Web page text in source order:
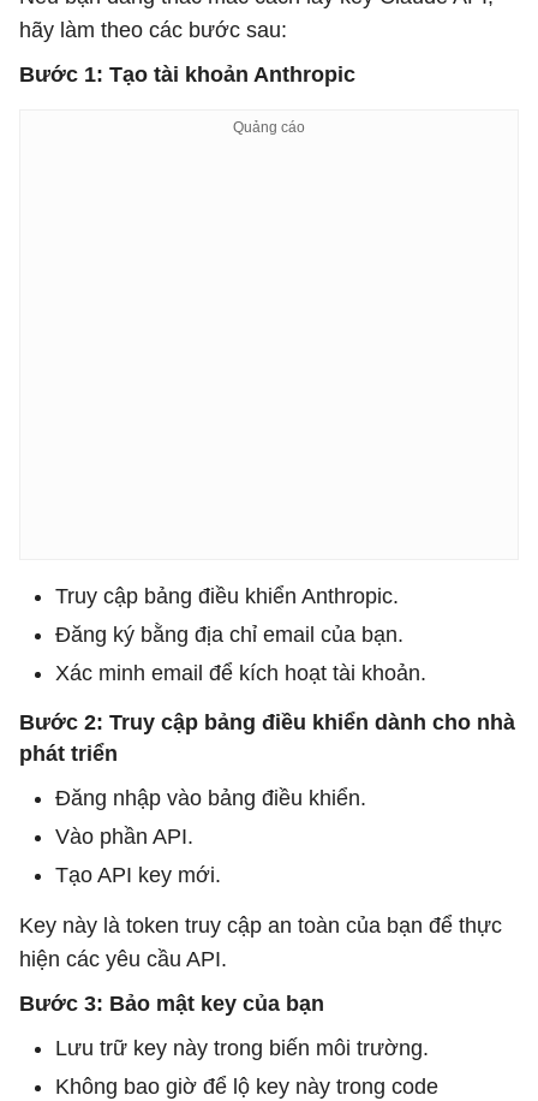
hãy làm theo các bước sau:
Bước 1: Tạo tài khoản Anthropic
Truy cập bảng điều khiển Anthropic.
Đăng ký bằng địa chỉ email của bạn.
Xác minh email để kích hoạt tài khoản.
Bước 2: Truy cập bảng điều khiển dành cho nhà
phát triển
Đăng nhập vào bảng điều khiển.
Vào phần API.
Tạo API key mới.
Key này là token truy cập an toàn của bạn để thực
hiện các yêu cầu API.
Bước 3: Bảo mật key của bạn
Lưu trữ key này trong biến môi trường.
Không bao giờ để lộ key này trong code